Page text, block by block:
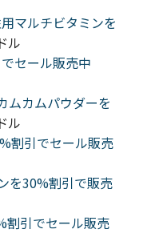
マルチビタミンを
ル
セール販売中
カムパウダーを
ル
割引でセール販売
を30%割引で販売
割引でセール販売